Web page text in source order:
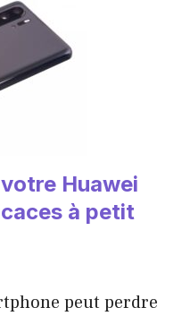
Huawei
à petit
peut perdre